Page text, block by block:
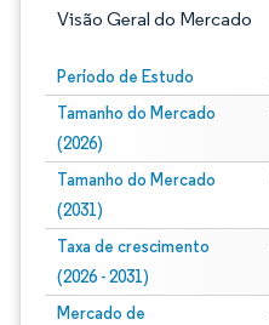
Visão Geral do Mercado
Período de Estudo
Tamanho do Mercado
(2026)
Tamanho do Mercado
(2031)
Taxa de crescimento
(2026 - 2031)
Mercado de